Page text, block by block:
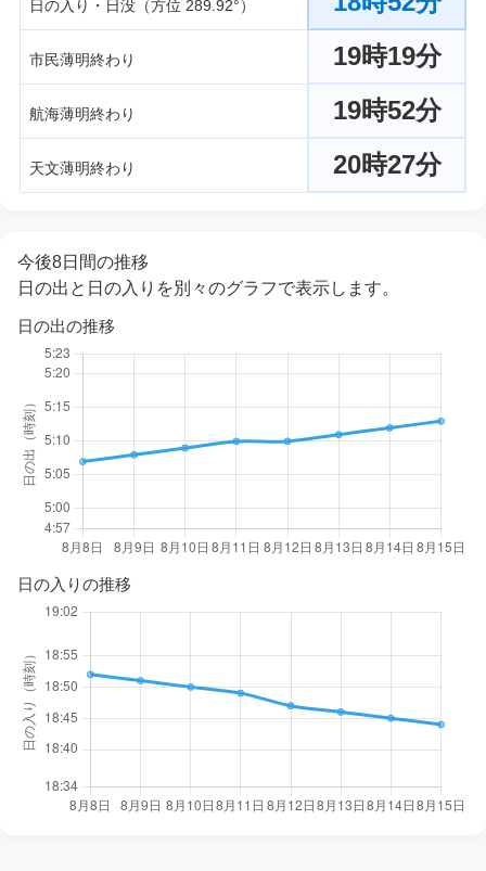
日の入り・日没（方位 289.92°）
市民薄明終わり 19時19分
航海薄明終わり 19時52分
天文薄明終わり 20時27分
今後8日間の推移
日の出と日の入りを別々のグラフで表示します。
日の出の推移
日の入りの推移